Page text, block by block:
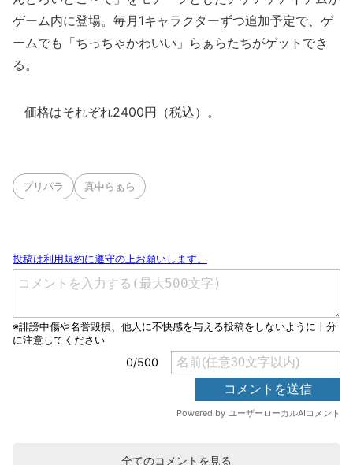
ゲーム内に登場。毎月1キャラクターずつ追加予定で、ゲ
ームでも「ちっちゃかわいい」らぁらたちがゲットでき
る。
価格はそれぞれ2400円（税込）。
プリパラ 真中らぁら
全てのコメントを見る